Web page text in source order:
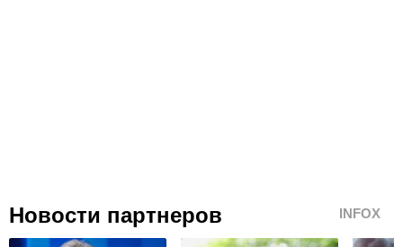
Новости партнеров INFOX